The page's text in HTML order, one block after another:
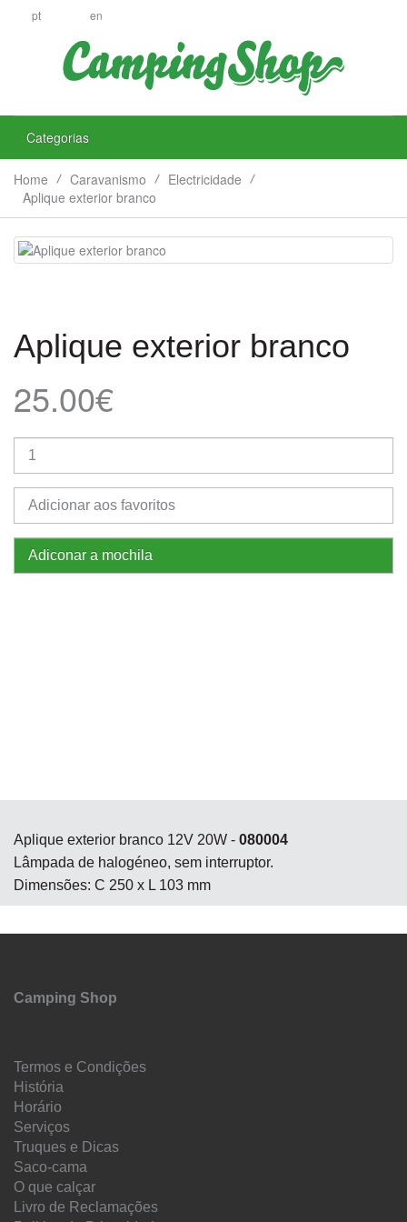
pt en
Categorias
Home Caravanismo
Electricidade
Aplique exterior branco
Aplique exterior branco
25.00€
Adicionar aos favoritos
Adiconar a mochila
Aplique exterior branco 12V 20W - 080004
Lâmpada de halogéneo, sem interruptor.
Dimensões: C 250 x L 103 mm
Camping Shop
Termos e Condições
História
Horário
Serviços
Truques e Dicas
Saco-cama
O que calçar
Livro de Reclamações